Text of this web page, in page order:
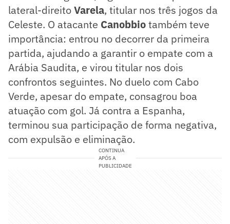
lateral-direitoVarela, titular nos três jogos da
Celeste. O atacante Canobbiotambém teve
importância: entrou no decorrer da primeira
partida, ajudando a garantir o empate com a
Arábia Saudita, e virou titular nos dois
confrontos seguintes. No duelo com Cabo
Verde, apesar do empate, consagrou boa
atuação com gol. Já contra a Espanha,
terminou sua participação de forma negativa,
com expulsão e eliminação.
CONTINUA
APÓS A
PUBLICIDADE